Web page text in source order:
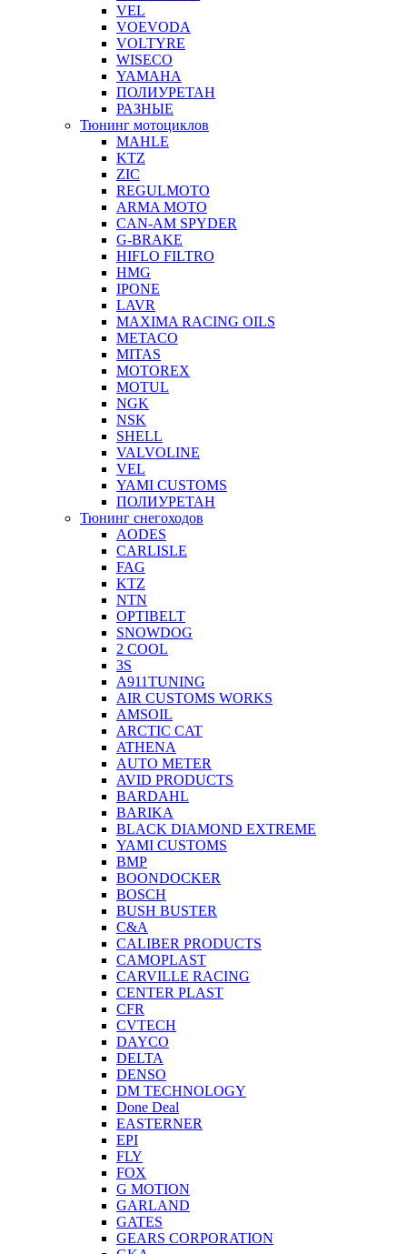
VEL
VOEVODA
VOLTYRE
WISECO
YAMAHA
ПОЛИУРЕТАН
РАЗНЫЕ
Тюнинг мотоциклов
MAHLE
KTZ
ZIC
REGULMOTO
ARMA MOTO
CAN-AM SPYDER
G-BRAKE
HIFLO FILTRO
HMG
IPONE
LAVR
MAXIMA RACING OILS
METACO
MITAS
MOTOREX
MOTUL
NGK
NSK
SHELL
VALVOLINE
VEL
YAMI CUSTOMS
ПОЛИУРЕТАН
Тюнинг снегоходов
AODES
CARLISLE
FAG
KTZ
NTN
OPTIBELT
SNOWDOG
2 СOOL
3S
A911TUNING
AIR CUSTOMS WORKS
AMSOIL
ARCTIC CAT
ATHENA
AUTO METER
AVID PRODUCTS
BARDAHL
BARIKA
BLACK DIAMOND EXTREME
YAMI CUSTOMS
BMP
BOONDOCKER
BOSCH
BUSH BUSTER
C&A
CALIBER PRODUCTS
CAMOPLAST
CARVILLE RACING
CENTER PLAST
CFR
CVTECH
DAYCO
DELTA
DENSO
DM TECHNOLOGY
Done Deal
EASTERNER
EPI
FLY
FOX
G MOTION
GARLAND
GATES
GEARS CORPORATION